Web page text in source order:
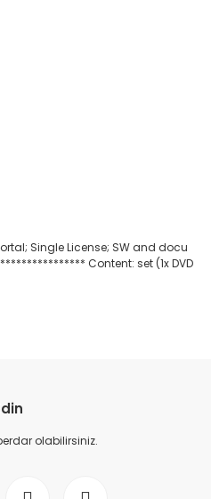
Single License; SW and docu
Content: set (1x DVD
olabilirsiniz.